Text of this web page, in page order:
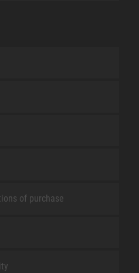
of purchase